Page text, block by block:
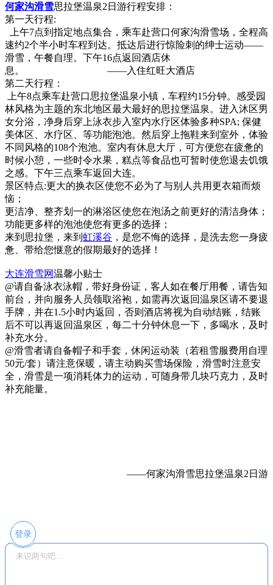
何家沟滑雪思拉堡温泉2日游行程安排：
第一天行程:
上午7点到指定地点集合，乘车赴营口何家沟滑雪场，全程高
速约2个半小时车程到达。抵达后进行惊险刺的绅士运动——
滑雪，午餐自理。下午16点返回酒店休
息。 ——入住红旺大酒店
第二天行程：
上午8点乘车赴营口思拉堡温泉小镇，车程约15分钟。感受园
林风格为主题的东北地区最大最好的思拉堡温泉。进入沐区男
女分浴，净身后穿上泳衣步入室内水疗区体验多种SPA; 保健
美体区、水疗区、等功能泡池。然后穿上拖鞋来到室外，体验
不同风格的108个泡池。室内有休息大厅，可方便您在疲惫的
时候小憩，一些时令水果，糕点等食品也可暂时使您退去饥饿
之感。下午三点乘车返回大连。
景区特点:更大的换衣区使您不必为了与别人共用更衣箱而烦
恼；
更洁净、整齐划一的淋浴区使您在泡汤之前更好的清洁身体；
功能更多样的泡池使您有更多的选择；
来到思拉堡，来到 虹溪谷 ，是您不悔的选择，是洗去您一身疲
惫、带给您惬意的假期最好的选择！
大连滑雪网温馨小贴士
@请自备泳衣泳帽，带好身份证，客人如在餐厅用餐，请告知
前台，并向服务人员领取浴袍，如需再次返回温泉区请不要退
手牌，并在1.5小时内返回，否则酒店将视为自动结账，结账
后不可以再返回温泉区，每二十分钟休息一下，多喝水，及时
补充水分。
@滑雪者请自备帽子和手套，休闲运动装（若租雪服费用自理
50元/套）请注意保暖，请主动购买雪场保险，滑雪时注意安
全，滑雪是一项消耗体力的运动，可随身带几块巧克力，及时
补充能量。
——何家沟滑雪思拉堡温泉2日游
登录